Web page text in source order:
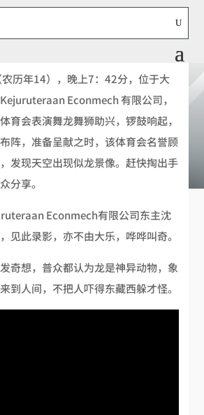
WeChat
Messenger
Print
历年14），晚上7：42分，位于大
Econmech 有限公司，
育会表演舞龙舞狮助兴，锣鼓响起，
阵，准备呈献之时，该体育会名誉顾
发现天空出现似龙景像。赶快掏出手
分享。
Econmech有限公司东主沈
见此录影，亦不由大乐，哗哗叫奇。
奇想，普众都认为龙是神异动物，象
到人间，不把人吓得东藏西躲才怪。